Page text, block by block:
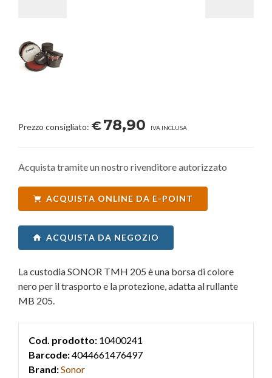
Prezzo consigliato: €78,90 IVA INCLUSA
Acquista tramite un nostro rivenditore autorizzato
ACQUISTA ONLINE DA E-POINT
ACQUISTA DA NEGOZIO
La custodia SONOR TMH 205 è una borsa di colore
nero per il trasporto e la protezione, adatta al rullante
MB 205.
Cod. prodotto: 10400241
Barcode:4044661476497
Brand:Sonor